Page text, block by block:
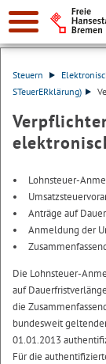
Suche:
Steuern
STeuerERklärung)
Lohnsteuer-
Anträge auf
Anmeldung der
Die Lohnsteuer-
auf
die
bundesweit
01.01.2013
Für die